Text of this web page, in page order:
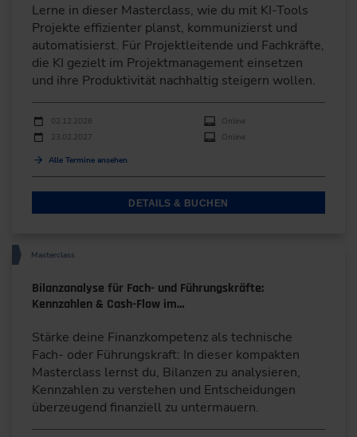
Lerne in dieser Masterclass, wie du mit KI-Tools
Projekte effizienter planst, kommunizierst und
automatisierst. Für Projektleitende und Fachkräfte,
die KI gezielt im Projektmanagement einsetzen
und ihre Produktivität nachhaltig steigern wollen.
Durchführungen
Veranstaltungsdatum
02.12.2026
Online
23.02.2027
Online
Alle Termine ansehen
DETAILS & BUCHEN
Masterclass
Bilanzanalyse für Fach- und Führungskräfte:
Kennzahlen & Cash-Flow im…
Stärke deine Finanzkompetenz als technische
Fach- oder Führungskraft: In dieser kompakten
Masterclass lernst du, Bilanzen zu analysieren,
Kennzahlen zu verstehen und Entscheidungen
überzeugend finanziell zu untermauern.